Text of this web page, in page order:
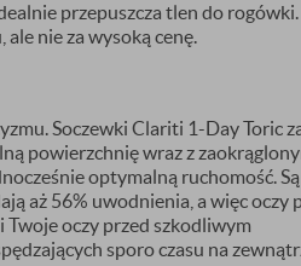
przepuszcza tlen do rogówki.
nie za wysoką cenę.
Soczewki Clariti 1-Day Toric
powierzchnię wraz z
optymalną ruchomość.
aż 56% uwodnienia, a więc oczy
oczy przed szkodliwym
sporo czasu na